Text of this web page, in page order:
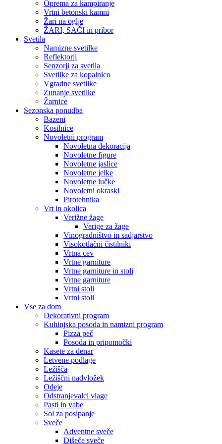
Oprema za kampiranje
Vrtni betonski kamni
Žari na oglje
ŽARI, SAČI in pribor
Svetila
Namizne svetilke
Reflektorji
Senzorji za svetila
Svetilke za kopalnico
Vgradne svetilke
Zunanje svetilke
Žarnice
Sezonska ponudba
Bazeni
Kosilnice
Novoletni program
Novoletna dekoracija
Novoletne figure
Novoletne jaslice
Novoletne jelke
Novoletne lučke
Novoletni okraski
Pirotehnika
Vrt in okolica
Verižne žage
Verige za žage
Vinogradništvo in sadjarstvo
Visokotlačni čistilniki
Vrtna cev
Vrtne garniture
Vrtne garniture in stoli
Vrtne garniture
Vrtni stoli
Vrtni stoli
Vse za dom
Dekorativni program
Kuhinjska posoda in namizni program
Pizza peč
Posoda in pripomočki
Kasete za denar
Letvene podlage
Ležišča
Ležiščni nadvložek
Odeje
Odstranjevalci vlage
Pasti in vabe
Sol za posipanje
Sveče
Adventne sveče
Dišeče sveče